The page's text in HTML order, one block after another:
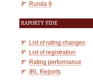
Runda 9
RAPORTY FIDE
List of rating changes
List of registration
Rating performance
IRL Reports